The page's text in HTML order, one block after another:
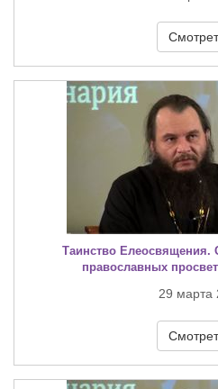
Таинство Елеосвящения.
православных
29 марта